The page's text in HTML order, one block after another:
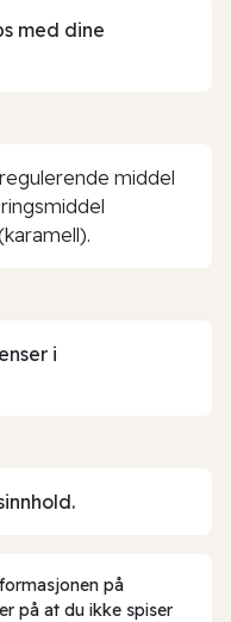
med dine
middel
i
på
på at du ikke spiser